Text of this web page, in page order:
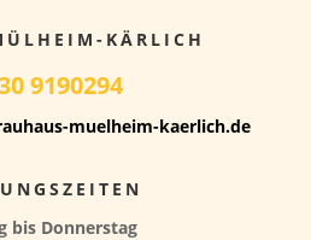
KÄRLICH
9190294
muelheim-kaerlich.de
bis Donnerstag